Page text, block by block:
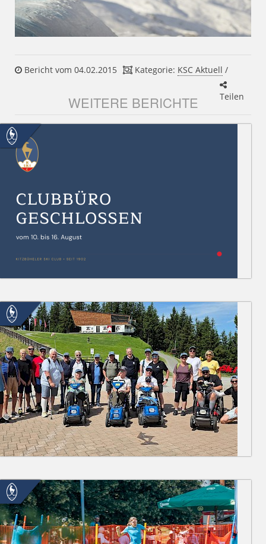
Bericht vom 04.02.2015 Kategorie: KSC Aktuell /
Teilen
WEITERE BERICHTE